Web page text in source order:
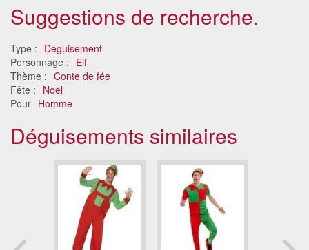
Suggestions de recherche.
Type : Deguisement
Personnage : Elf
Thème : Conte de fée
Fête : Noël
Pour Homme
Déguisements similaires